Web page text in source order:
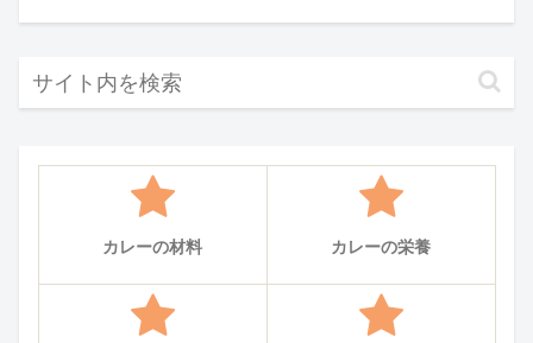
カレーの材料 カレーの栄養